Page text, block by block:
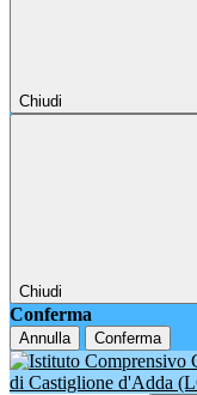
Chiudi
Chiudi
Conferma
Annulla Conferma
di Castiglione d'Adda